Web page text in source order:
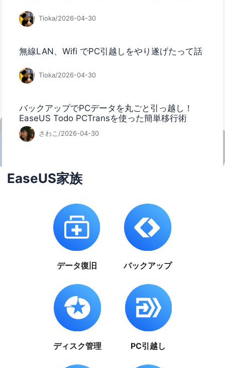
Tioka/2026-04-30
無線LAN、Wifi でPC引越しをやり遂げたって話
Tioka/2026-04-30
バックアップでPCデータを丸ごと引っ越し！
EaseUS Todo PCTransを使った簡単移行術
さわこ/2026-04-30
EaseUS家族
データ復旧 バックアップ
ディスク管理 PC引越し